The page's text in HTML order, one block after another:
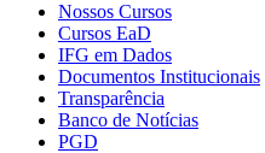
Nossos Cursos
Cursos EaD
IFG em Dados
Documentos Institucionais
Transparência
Banco de Notícias
PGD